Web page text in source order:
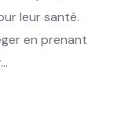
leur santé.
en prenant